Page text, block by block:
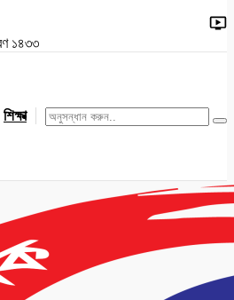
১৪৩৩
শিক্ষা খেলাধুলা জাতীয় যশোর